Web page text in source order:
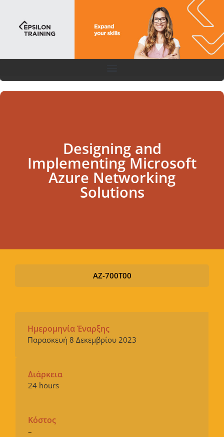
Designing and
Implementing Microsoft
Azure Networking
Solutions
AZ-700T00
Ημερομηνία Έναρξης
Παρασκευή 8 Δεκεμβρίου 2023
Διάρκεια
24 hours
Κόστος
–